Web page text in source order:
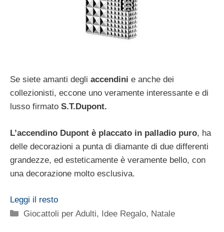
Se siete amanti degli accendini e anche dei
collezionisti, eccone uno veramente interessante e di
lusso firmato S.T.Dupont.
L’accendino Dupont è placcato in palladio puro, ha
delle decorazioni a punta di diamante di due differenti
grandezze, ed esteticamente è veramente bello, con
una decorazione molto esclusiva.
Leggi il resto
Categorie
Giocattoli per Adulti, Idee Regalo, Natale